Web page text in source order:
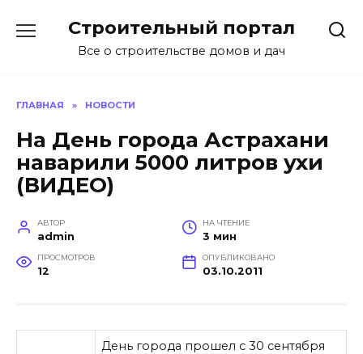
содержанию
Строительный портал
Все о строительстве домов и дач
ГЛАВНАЯ » НОВОСТИ
На День города Астрахани
наварили 5000 литров ухи
(ВИДЕО)
АВТОР
admin
НА ЧТЕНИЕ
3 мин
ПРОСМОТРОВ
12
ОПУБЛИКОВАНО
03.10.2011
День города прошел с 30 сентября